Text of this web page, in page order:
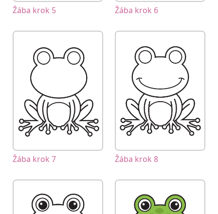
Žába krok 5 Žába krok 6
Žába krok 7 Žába krok 8